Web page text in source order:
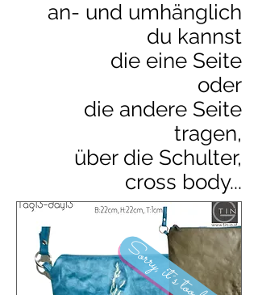
an- und umhänglich
du kannst
die eine Seite
oder
die andere Seite
tragen,
über die Schulter,
cross body...